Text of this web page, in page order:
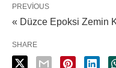
PREVIOUS
« Düzce Epoksi Zemin
SHARE